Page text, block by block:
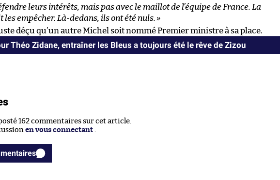
leurs intérêts, mais pas avec le maillot de l’équipe de France. La
les empêcher. Là-dedans, ils ont été nuls.»
déçu qu’un autre Michel soit nommé Premier ministre à sa place.
Théo Zidane, entraîner les Bleus a toujours été le rêve de Zizou
162 commentaires sur cet article.
en vous connectant .
commentaires